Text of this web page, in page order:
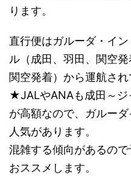
ります。
直行便はガルーダ・イ
ル（成田、羽田、関空
関空発着）から運航され
★JALやANAも成田～ジ
が高額なので、ガルー
人気があります。
混雑する傾向があるの
おススメします。